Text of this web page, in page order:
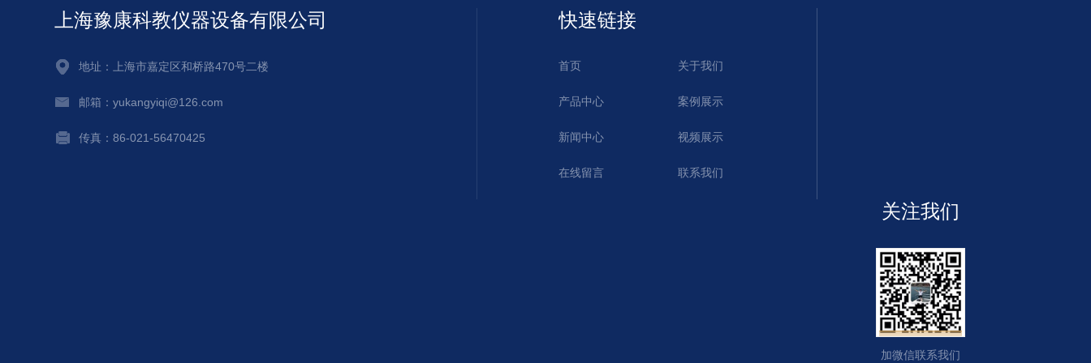
上海豫康科教仪器设备有限公司
地址：上海市嘉定区和桥路470号二楼
邮箱：yukangyiqi@126.com
传真：86-021-56470425
快速链接
首页 关于我们
产品中心 案例展示
新闻中心 视频展示
在线留言 联系我们
关注我们
加微信联系我们